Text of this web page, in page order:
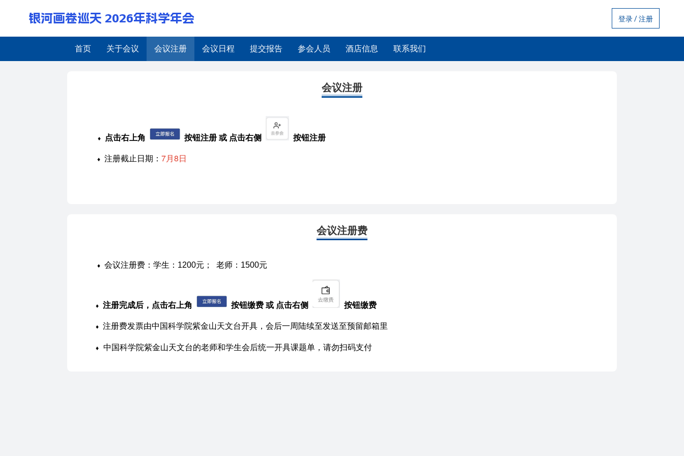
银河画卷巡天 2026年科学年会 登录 / 注册
首页 关于会议 会议注册 会议日程 提交报告 参会人员 酒店信息 联系我们
会议注册
♦ 点击右上角 按钮注册 或 点击右侧 按钮注册
♦ 注册截止日期： 7月8日
会议注册费
♦ 会议注册费： 学生：1200元； 老师：1500元
♦ 注册完成后， 点击右上角 按钮缴费 或 点击右侧 按钮缴费
♦ 注册费发票由中国科学院紫金山天文台开具，会后一周陆续至发送至预留邮箱里
♦ 中国科学院紫金山天文台的老师和学生会后统一开具课题单，请勿扫码支付